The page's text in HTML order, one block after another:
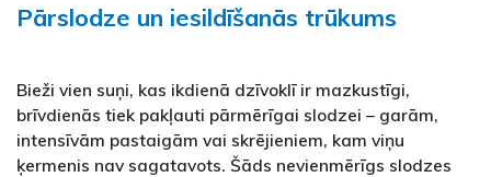
Pārslodze un iesildīšanās trūkums
Bieži vien suņi, kas ikdienā dzīvoklī ir mazkustīgi,
brīvdienās tiek pakļauti pārmērīgai slodzei – garām,
intensīvām pastaigām vai skrējieniem, kam viņu
ķermenis nav sagatavots. Šāds nevienmērīgs slodzes